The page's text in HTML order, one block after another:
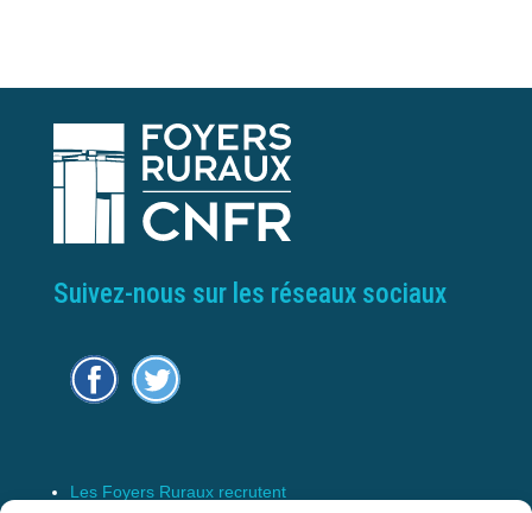
Suivez-nous sur les réseaux sociaux
Les Foyers Ruraux recrutent